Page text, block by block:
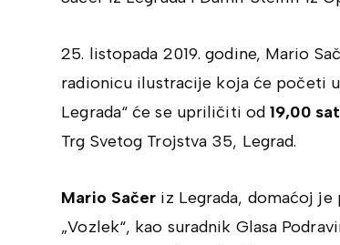
25. listopada 2019. godine, Mario
radionicu ilustracije koja će početi
Legrada“ će se upriličiti od19,00
Trg Svetog Trojstva 35, Legrad.
Mario Sačer iz Legrada, domaćoj
„Vozlek“, kao suradnik Glasa